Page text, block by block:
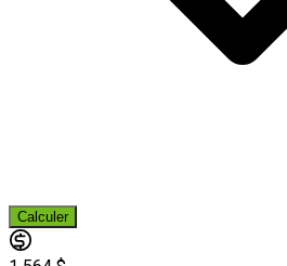
Calculer